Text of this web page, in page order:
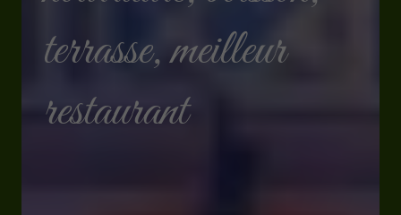
terrasse, meilleur
restaurant